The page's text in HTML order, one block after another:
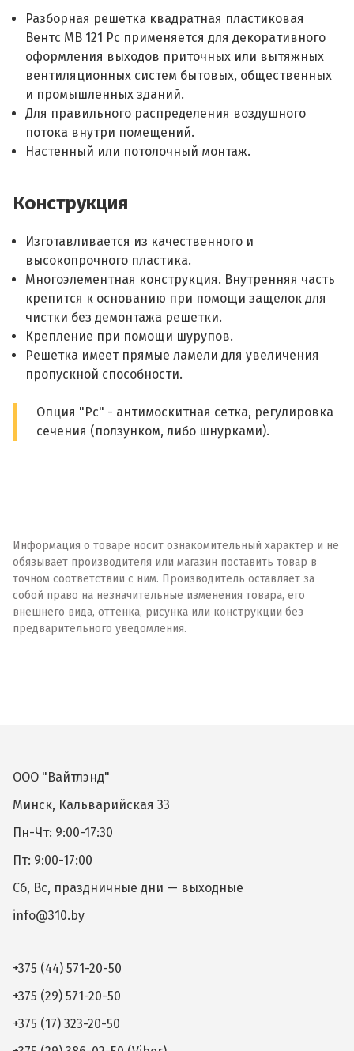
Разборная решетка квадратная пластиковая
Вентс МВ 121 Рс применяется для декоративного
оформления выходов приточных или вытяжных
вентиляционных систем бытовых, общественных
и промышленных зданий.
Для правильного распределения воздушного
потока внутри помещений.
Настенный или потолочный монтаж.
Конструкция
Изготавливается из качественного и
высокопрочного пластика.
Многоэлементная конструкция. Внутренняя часть
крепится к основанию при помощи защелок для
чистки без демонтажа решетки.
Крепление при помощи шурупов.
Решетка имеет прямые ламели для увеличения
пропускной способности.
Опция "Рс" - антимоскитная сетка, регулировка
сечения (ползунком, либо шнурками).
Информация о товаре носит ознакомительный характер и не
обязывает производителя или магазин поставить товар в
точном соответствии с ним. Производитель оставляет за
собой право на незначительные изменения товара, его
внешнего вида, оттенка, рисунка или конструкции без
предварительного уведомления.
ООО "Вайтлэнд"
Минск, Кальварийская 33
Пн-Чт: 9:00-17:30
Пт: 9:00-17:00
Сб, Вс, праздничные дни — выходные
info@310.by
+375 (44) 571-20-50
+375 (29) 571-20-50
+375 (17) 323-20-50